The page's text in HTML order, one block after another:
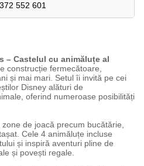
552 601
– Castelul cu animăluțe al
construcție fermecătoare,
și mai mari. Setul îi invită pe cei
Disney alături de
oferind numeroase posibilități
de joacă precum bucătărie,
Cele 4 animăluțe incluse
și inspiră aventuri pline de
și povești regale.